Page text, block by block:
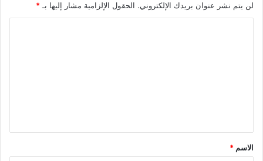
لن يتم نشر عنوان بريدك الإلكتروني. الحقول الإلزامية مشار إليها بـ *
الاسم *